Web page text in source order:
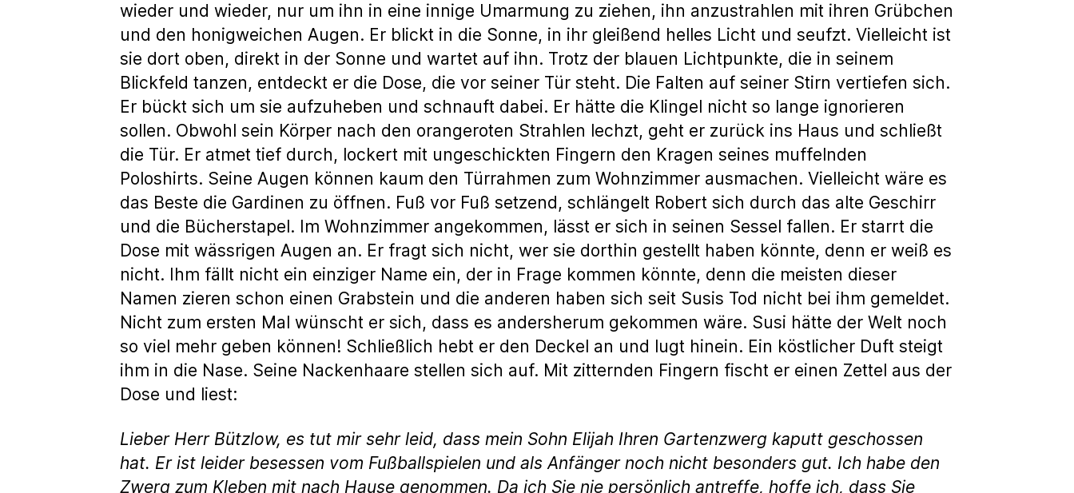
wieder und wieder, nur um ihn in eine innige Umarmung zu ziehen, ihn anzustrahlen mit ihren Grübchen
und den honigweichen Augen. Er blickt in die Sonne, in ihr gleißend helles Licht und seufzt. Vielleicht ist
sie dort oben, direkt in der Sonne und wartet auf ihn. Trotz der blauen Lichtpunkte, die in seinem
Blickfeld tanzen, entdeckt er die Dose, die vor seiner Tür steht. Die Falten auf seiner Stirn vertiefen sich.
Er bückt sich um sie aufzuheben und schnauft dabei. Er hätte die Klingel nicht so lange ignorieren
sollen. Obwohl sein Körper nach den orangeroten Strahlen lechzt, geht er zurück ins Haus und schließt
die Tür. Er atmet tief durch, lockert mit ungeschickten Fingern den Kragen seines muffelnden
Poloshirts. Seine Augen können kaum den Türrahmen zum Wohnzimmer ausmachen. Vielleicht wäre es
das Beste die Gardinen zu öffnen. Fuß vor Fuß setzend, schlängelt Robert sich durch das alte Geschirr
und die Bücherstapel. Im Wohnzimmer angekommen, lässt er sich in seinen Sessel fallen. Er starrt die
Dose mit wässrigen Augen an. Er fragt sich nicht, wer sie dorthin gestellt haben könnte, denn er weiß es
nicht. Ihm fällt nicht ein einziger Name ein, der in Frage kommen könnte, denn die meisten dieser
Namen zieren schon einen Grabstein und die anderen haben sich seit Susis Tod nicht bei ihm gemeldet.
Nicht zum ersten Mal wünscht er sich, dass es andersherum gekommen wäre. Susi hätte der Welt noch
so viel mehr geben können! Schließlich hebt er den Deckel an und lugt hinein. Ein köstlicher Duft steigt
ihm in die Nase. Seine Nackenhaare stellen sich auf. Mit zitternden Fingern fischt er einen Zettel aus der
Dose und liest:
Lieber Herr Bützlow, es tut mir sehr leid, dass mein Sohn Elijah Ihren Gartenzwerg kaputt geschossen
hat. Er ist leider besessen vom Fußballspielen und als Anfänger noch nicht besonders gut. Ich habe den
Zwerg zum Kleben mit nach Hause genommen. Da ich Sie nie persönlich antreffe, hoffe ich, dass Sie